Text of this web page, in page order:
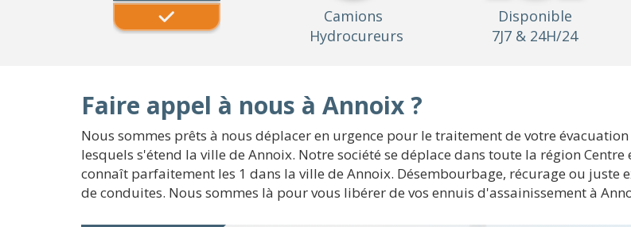
Camions
Hydrocureurs
Disponible
7J7 & 24H/24
Faire appel à nous à Annoix ?
Nous sommes prêts à nous déplacer en urgence pour le traitement de votre
lesquels s'étend la ville de Annoix. Notre société se déplace dans toute la région
connaît parfaitement les 1 dans la ville de Annoix. Désembourbage, récurage ou juste
de conduites. Nous sommes là pour vous libérer de vos ennuis d'assainissement à